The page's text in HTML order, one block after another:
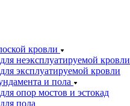
кровли
неэксплуатируемой кровли
эксплуатируемой кровли
и пола
опор мостов и эстокад
пола